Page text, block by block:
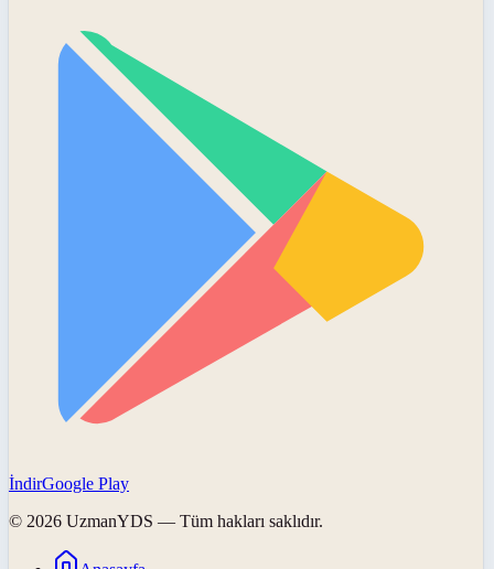
İndirGoogle Play
© 2026 UzmanYDS — Tüm hakları saklıdır.